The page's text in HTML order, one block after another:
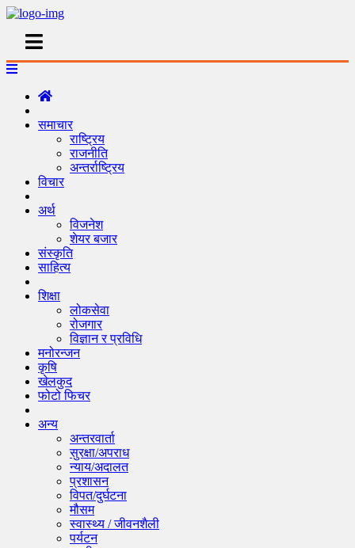
समाचार
राष्ट्रिय
राजनीति
अन्तर्राष्ट्रिय
विचार
अर्थ
विजनेश
शेयर बजार
संस्कृति
साहित्य
शिक्षा
लोकसेवा
रोजगार
विज्ञान र प्रविधि
मनोरन्जन
कृषि
खेलकुद
फोटो फिचर
अन्य
अन्तरवार्ता
सुरक्षा/अपराध
न्याय/अदालत
प्रशासन
विपत/दुर्घटना
मौसम
स्वास्थ्य / जीवनशैली
पर्यटन